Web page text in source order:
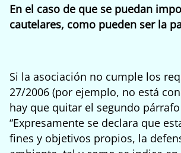
En el caso de que se puedan
cautelares, como pueden ser la
Si la asociación no cumple los
27/2006 (por ejemplo, no está
hay que quitar el segundo
“Expresamente se declara que
fines y objetivos propios, la